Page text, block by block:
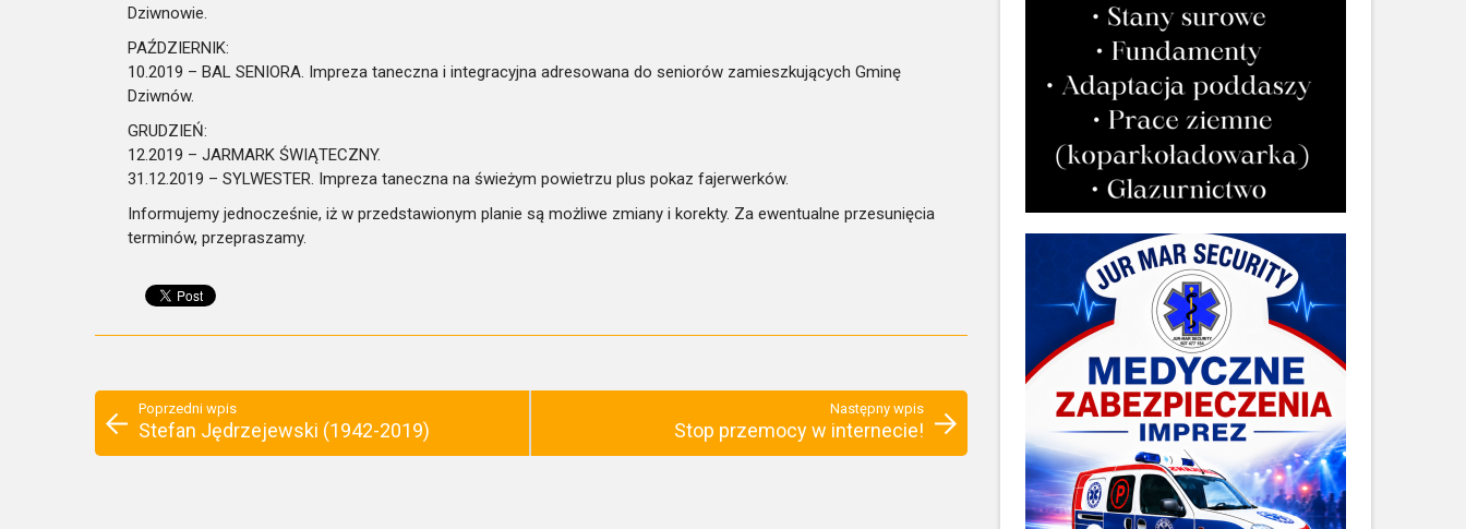
Dziwnowie.
PAŹDZIERNIK:
10.2019 – BAL SENIORA. Impreza taneczna i integracyjna adresowana do seniorów zamieszkujących Gminę
Dziwnów.
GRUDZIEŃ:
12.2019 – JARMARK ŚWIĄTECZNY.
31.12.2019 – SYLWESTER. Impreza taneczna na świeżym powietrzu plus pokaz fajerwerków.
Informujemy jednocześnie, iż w przedstawionym planie są możliwe zmiany i korekty. Za ewentualne przesunięcia
terminów, przepraszamy.
Poprzedni wpis
Stefan Jędrzejewski (1942-2019)
Następny wpis
Stop przemocy w internecie!